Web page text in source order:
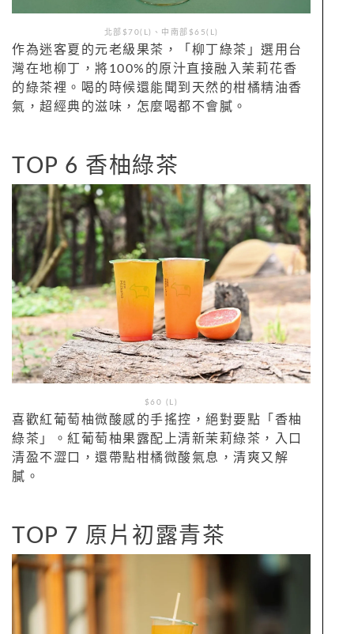
北部$70(L)、中南部$65(L)
作為迷客夏的元老級果茶，「柳丁綠茶」選用台
灣在地柳丁，將100%的原汁直接融入茉莉花香
的綠茶裡。喝的時候還能聞到天然的柑橘精油香
氣，超經典的滋味，怎麼喝都不會膩。
TOP 6 香柚綠茶
$60 (L)
喜歡紅葡萄柚微酸感的手搖控，絕對要點「香柚
綠茶」。紅葡萄柚果露配上清新茉莉綠茶，入口
清盈不澀口，還帶點柑橘微酸氣息，清爽又解
膩。
TOP 7 原片初露青茶